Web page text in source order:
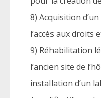
8) Acquisition
l’accès aux
9) Réhabilitation
l’ancien site de
installation d’un